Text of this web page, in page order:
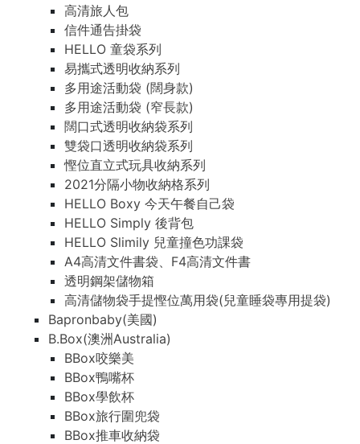
高清旅人包
信件通告掛袋
HELLO 童袋系列
易攜式透明收納系列
多用途活動袋 (闊身款)
多用途活動袋 (窄長款)
闊口式透明收納袋系列
雙袋口透明收納袋系列
慳位直立式玩具收納系列
2021分隔小物收納格系列
HELLO Boxy 今天午餐自己袋
HELLO Simply 後背包
HELLO Slimily 兒童撞色功課袋
A4高清文件書袋、F4高清文件書
透明鋼架儲物箱
高清儲物袋手提慳位萬用袋(兒童睡袋專用提袋)
Bapronbaby(美國)
B.Box(澳洲Australia)
BBox咬樂美
BBox鴨嘴杯
BBox學飲杯
BBox旅行圍兜袋
BBox推車收納袋